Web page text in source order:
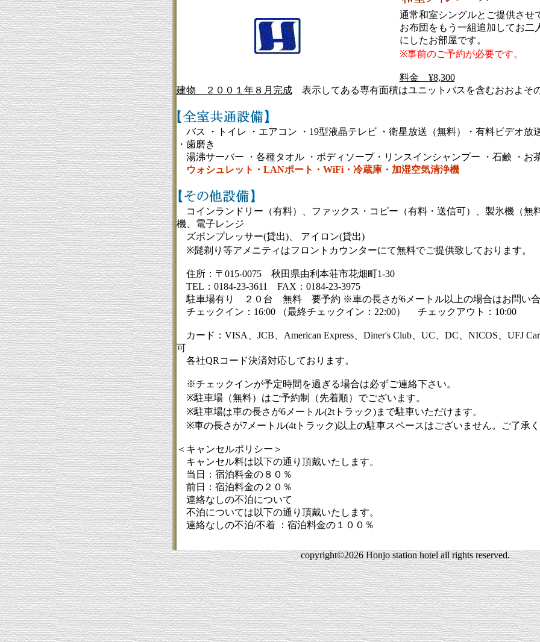
通常和室シングルとご提供させ
お布団をもう一組追加してお二
にしたお部屋です。
※事前のご予約が必要です。
料金 ¥8,300
建物 ２００１年８月完成表示してある専有面積はユニットバスを含むおおよそ
バス ・トイレ ・エアコン ・19型液晶テレビ ・ 衛星放送（無料）・ 有料ビデオ放
・歯磨き
湯沸サーバー ・各種タオル ・ボディソープ・リンスインシャンプー ・石鹸 ・お
ウォシュレット・LANポート・WiFi・冷蔵庫・加湿空気清浄機
コインランドリー（有料）、ファックス・コピー（有料・送信可）、 製氷機（無
機、電子レンジ
ズボンプレッサー(貸出)、
アイロン(貸出)
※髭剃り等アメニティはフロントカウンターにて無料でご提供致しております。
住所：〒015-0075 秋田県由利本荘市花畑町1-30
TEL：0184-23-3611 FAX：0184-23-3975
駐車場有り ２０台 無料 要予約 ※車の長さが6メートル以上の場合はお問い合
チェックイン：16:00 （最終チェックイン：22:00） チェックアウト：10:00
カード：VISA、JCB、American Express、Diner's Club、UC、DC、NICOS、UFJ
可
各社QRコード決済対応しております。
※チェックインが予定時間を過ぎる場合は必ずご連絡下さい。
※駐車場（無料）はご予約制（先着順）でございます。
※駐車場は車の長さが6メートル(2tトラック)まで駐車いただけます。
※車の長さが7メートル(4tトラック)以上の駐車スペースはございません。ご了承
＜キャンセルポリシー＞
キャンセル料は以下の通り頂戴いたします。
当日：宿泊料金の８０％
前日：宿泊料金の２０％
連絡なしの不泊について
不泊については以下の通り頂戴いたします。
連絡なしの不泊/不着 ：宿泊料金の１００％
copyright©2026 Honjo station hotel all rights reserved.